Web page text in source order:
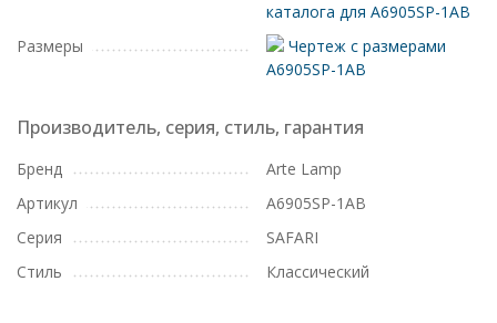
каталога для A6905SP-1AB
Размеры
Чертеж с размерами
A6905SP-1AB
Производитель, серия, стиль, гарантия
Бренд
Arte Lamp
Артикул
A6905SP-1AB
Серия
SAFARI
Стиль
Классический